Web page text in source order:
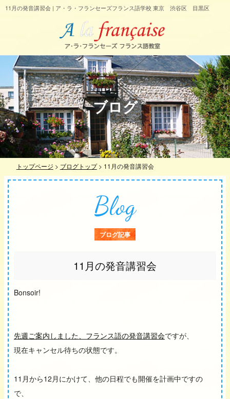
11月の発音講習会 | ア・ラ・フランセーズフランス語学校 東京 渋谷区 目黒区
ブログ
トップページ > ブログトップ> 11月の発音講習会
Blog
ブログ記事
11月の発音講習会
Bonsoir!
先週ご案内しました、フランス語の発音講習会ですが、
現在キャンセル待ちの状態です。
11月から12月にかけて、他の日程でも開催を計画中ですの
で、